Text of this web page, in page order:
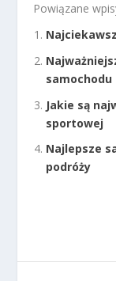
Powiązane
samochodu
Jakie są
sportowej
Najlepsze
podróży